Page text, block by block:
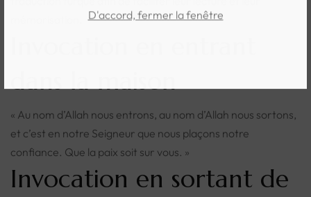
D'accord, fermer la fenêtre
dans la maison
« Au nom d’Allah nous entrons, au nom d’Allah nous sortons,
et c’est en notre Seigneur que nous plaçons notre
confiance. Que la paix soit sur vous. »
Invocation en sortant de